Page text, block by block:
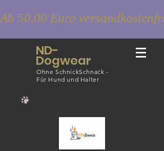
Ab 50,00 Euro versandkostenfrei
ND-
Dogwear
Ohne SchnickSchnack -
Für Hund und Halter